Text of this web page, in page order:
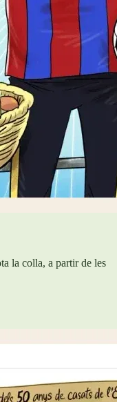
la colla, a partir de les